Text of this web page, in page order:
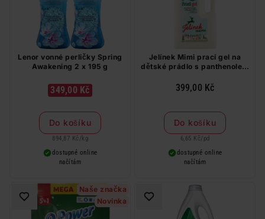
Lenor vonné perličky Spring
Awakening 2 x 195 g
349,00 Kč
Do košíku
894,87 Kč / kg
dostupné online
načítám
Jelínek Mimi prací gel na
dětské prádlo s panthenolem
399,00 Kč
Do košíku
6,65 Kč/ pd
dostupné online
načítám
Naše značka
Novinka